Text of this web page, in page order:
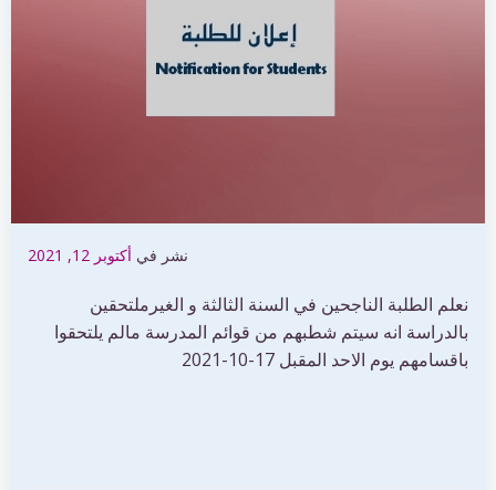
نشر في أكتوبر 12, 2021
نعلم الطلبة الناجحين في السنة الثالثة و الغيرملتحقين
بالدراسة انه سيتم شطبهم من قوائم المدرسة مالم يلتحقوا
باقسامهم يوم الاحد المقبل 17-10-2021